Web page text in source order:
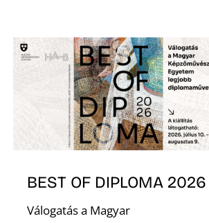
BEST OF DIPLOMA 2026
Válogatás a Magyar